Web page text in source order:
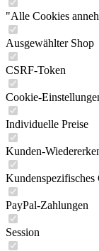
"Alle Cookies
Ausgewählter Shop
CSRF-Token
Cookie-
Individuelle Preise
Kunden-
Kundenspezifisches
PayPal-Zahlungen
Session